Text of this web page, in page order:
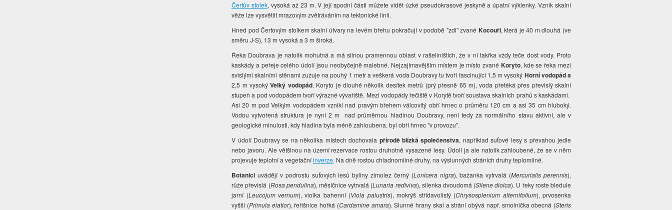
Čertův stolek, vysoká až 23 m. V její spodní části můžete vidět úzké pseudokrasové jeskyně a úpatní výklenky. Vznik skalní
věže lze vysvětlit mrazovým zvětráváním na tektonické linii.
Hned pod Čertovým stolkem skalní útvary na levém břehu pokračují v podobě "zdi" zvané Kocouři, která je 40 m dlouhá (ve
směru J-S), 13 m vysoká a 3 m široká.
Řeka Doubrava je natolik mohutná a má silnou pramennou oblast v rašeliništích, že v ní takřka vždy teče dost vody. Proto
kaskády a peřeje celého údolí jsou neobyčejně malebné. Nejzajímavějším místem je místo zvané Koryto, kde se řeka mezi
svislými skalními stěnami zužuje na pouhý 1 metr a veškerá voda Doubravy tu tvoří fascinující 1,5 m vysoký Hornívodopád a
2,5 m vysokýVelký vodopád. Koryto je dlouhé několik desítek metrů (prý přesně 65 m), voda přetéká přes převislý skalní
stupeň a pod vodopádem tvoří výrazné vývařiště. Mezi vodopády řečiště v Korytě tvoří soustava skalních prahů s kaskádami.
Asi 20 m pod Velkým vodopádem vznikl nad pravým břehem válcovitý obří hrnec o průměru 120 cm a asi 35 cm hluboký.
Vodou vytvořená struktura je nyní 2 m nad průměrnou hladinou Doubravy, není tedy za normálního stavu aktivní, ale v
geologické minulosti, kdy hladina byla méně zahloubena, byl obří hrnec "v provozu".
V údolí Doubravy se na několika místech dochovala přírodě blízká společenstva, například suťové lesy s převahou jedle
nebo javoru. Ale většinou na území rezervace rostou druhotně vysazené lesy. Údolí ja ale natolik zahloubené, že se v něm
projevuje teplotní a vegetačníinverze. Na dně rostou chladnomilné druhy, na výslunných stráních druhy teplomilné.
Botanici uvádějí v podrostu suťových lesů bylinyzimolez černý (Lonicera nigra), bažanka vytrvalá (Mercurialis perennis),
růže převislá (Rosa pendulina), měsíčnice vytrvalá (Lunaria rediviva), silenka dvoudomá (Silene dioica). U řeky rostebledule
jarní (Leucojum vernum), violka bahenní (Viola palustris), mokrýš střídavolistý (Chrysosplenium alternifolium), prvosenka
vyšší (Primula elatior), řeřišnice hořká (Cardamine amara). Slunné hrany skal a strání obývá např. smolnička obecná (Steris